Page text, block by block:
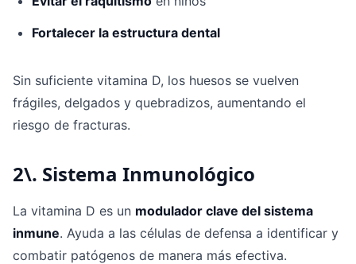
Fortalecer la estructura dental
Sin suficiente vitamina D, los huesos se vuelven
frágiles, delgados y quebradizos, aumentando el
riesgo de fracturas.
2\. Sistema Inmunológico
La vitamina D es un modulador clave del sistema
inmune. Ayuda a las células de defensa a identificar y
combatir patógenos de manera más efectiva.